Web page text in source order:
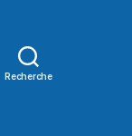
Recherche